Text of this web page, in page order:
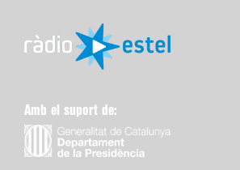
Amb el suport de: